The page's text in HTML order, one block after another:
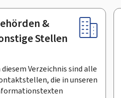
&
Stellen
diesem Verzeichnis sind alle
die in unseren